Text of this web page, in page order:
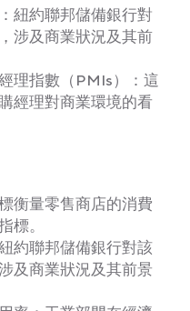
紐約聯邦儲備銀行對
涉及商業狀況及其前
理指數（PMIs）：這
經理對商業環境的看
衡量零售商店的消費
標。
約聯邦儲備銀行對該
及商業狀況及其前景